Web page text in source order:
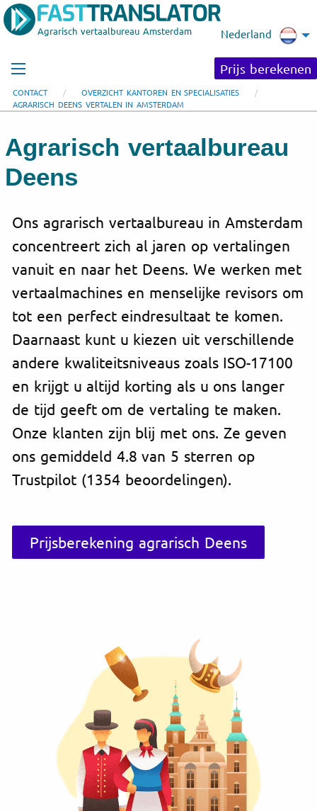
Agrarisch vertaalbureau Amsterdam Nederland
Prijs berekenen
CONTACT
OVERZICHT KANTOREN EN SPECIALISATIES
AGRARISCH DEENS VERTALEN IN AMSTERDAM
Agrarisch vertaalbureau
Deens
Ons agrarisch vertaalbureau in Amsterdam
concentreert zich al jaren op vertalingen
vanuit en naar het Deens. We werken met
vertaalmachines en menselijke revisors om
tot een perfect eindresultaat te komen.
Daarnaast kunt u kiezen uit verschillende
andere kwaliteitsniveaus zoals ISO-17100
en krijgt u altijd korting als u ons langer
de tijd geeft om de vertaling te maken.
Onze klanten zijn blij met ons. Ze geven
ons gemiddeld 4.8 van 5 sterren op
Trustpilot (1354 beoordelingen).
Prijsberekening agrarisch Deens